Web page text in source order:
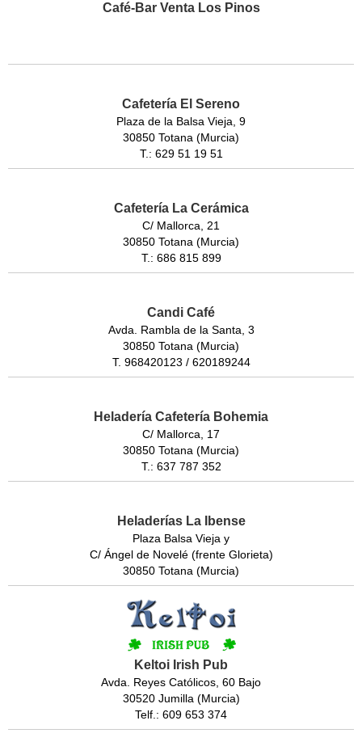
Café-Bar Venta Los Pinos
Cafetería El Sereno
Plaza de la Balsa Vieja, 9
30850 Totana (Murcia)
T.: 629 51 19 51
Cafetería La Cerámica
C/ Mallorca, 21
30850 Totana (Murcia)
T.: 686 815 899
Candi Café
Avda. Rambla de la Santa, 3
30850 Totana (Murcia)
T. 968420123 / 620189244
Heladería Cafetería Bohemia
C/ Mallorca, 17
30850 Totana (Murcia)
T.: 637 787 352
Heladerías La Ibense
Plaza Balsa Vieja y
C/ Ángel de Novelé (frente Glorieta)
30850 Totana (Murcia)
Keltoi Irish Pub
Avda. Reyes Católicos, 60 Bajo
30520 Jumilla (Murcia)
Telf.: 609 653 374